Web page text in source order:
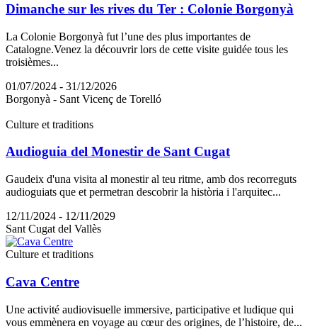
Dimanche sur les rives du Ter : Colonie Borgonyà
La Colonie Borgonyà fut l’une des plus importantes de
Catalogne.Venez la découvrir lors de cette visite guidée tous les
troisièmes...
01/07/2024 - 31/12/2026
Borgonyà - Sant Vicenç de Torelló
Culture et traditions
Audioguia del Monestir de Sant Cugat
Gaudeix d'una visita al monestir al teu ritme, amb dos recorreguts
audioguiats que et permetran descobrir la història i l'arquitec...
12/11/2024 - 12/11/2029
Sant Cugat del Vallès
Culture et traditions
Cava Centre
Une activité audiovisuelle immersive, participative et ludique qui
vous emmènera en voyage au cœur des origines, de l’histoire, de...